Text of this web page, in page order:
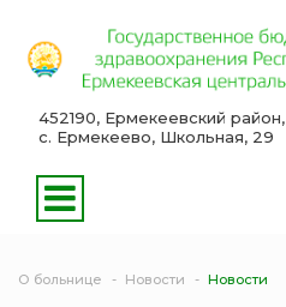
452190, Ермекеевский район,
с. Ермекеево, Школьная, 29
О больнице Новости Новости